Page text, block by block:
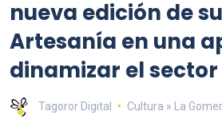
nueva edición de
Artesanía en una
dinamizar el sector
Tagoror Digital Cultura » La